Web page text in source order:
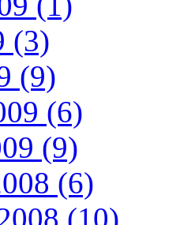
(3)
(9)
(6)
(9)
(6)
(10)